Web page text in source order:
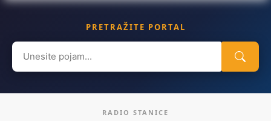
PRETRAŽITE PORTAL
Search
for:
RADIO STANICE